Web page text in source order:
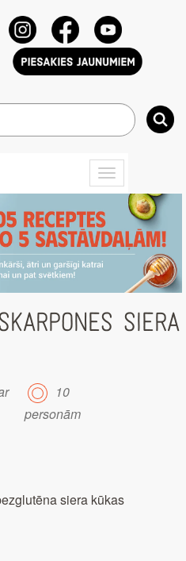
Toggle
navigation
SIERA
10
personām
siera kūkas